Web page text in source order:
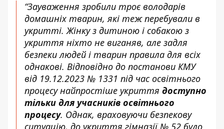
“Зауваження зробили троє володарів
домашніх тварин, які теж перебували в
укритті. Жінку з дитиною і собакою з
укриття ніхто не виганяв, але задля
безпеки людей і тварин правила для всіх
однакові. Відповідно до постанови КМУ
від 19.12.2023 № 1331 під час освітнього
процесу найпростіше укриття доступно
тільки для учасників освітнього
процесу. Однак, враховуючи безпекову
ситуацію, до укриття гімназії № 52 було